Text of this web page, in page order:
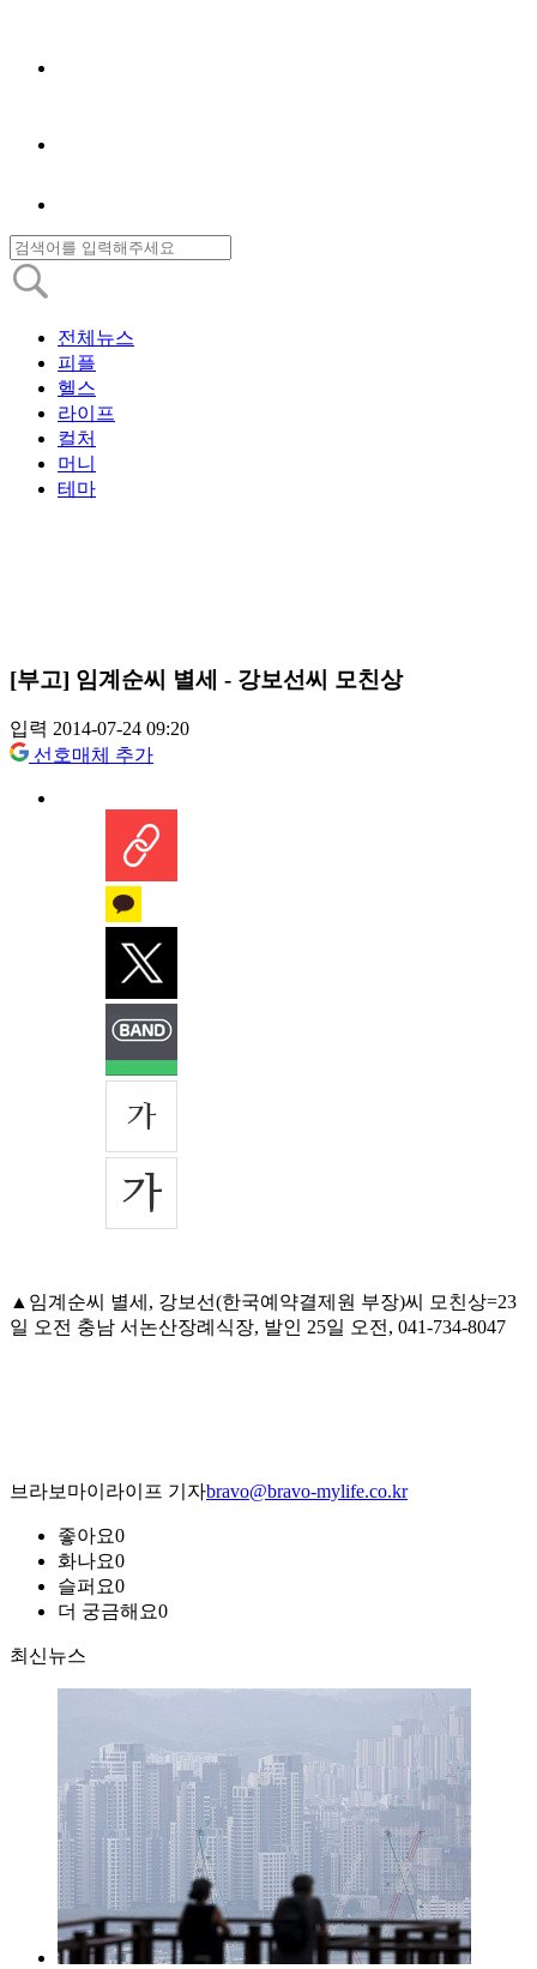
전체뉴스
피플
헬스
라이프
컬처
머니
테마
[부고] 임계순씨 별세 - 강보선씨 모친상
입력 2014-07-24 09:20
선호매체 추가
▲임계순씨 별세, 강보선(한국예약결제원 부장)씨 모친상=23
일 오전 충남 서논산장례식장, 발인 25일 오전, 041-734-8047
브라보마이라이프 기자bravo@bravo-mylife.co.kr
좋아요0
화나요0
슬퍼요0
더 궁금해요0
최신뉴스